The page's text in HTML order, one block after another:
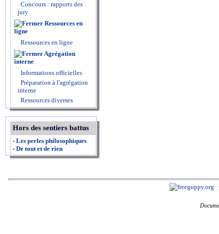
Concours : rapports des
jury
Ressources en
ligne
Ressources en ligne
Agrégation
interne
Informations officielles
Préparation à l'agrégation
interne
Ressources diverses
Hors des sentiers battus
- Les perles philosophiques
- De tout et de rien